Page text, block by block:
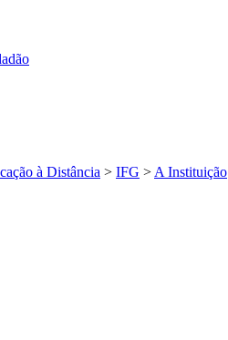
à Distância > IFG > A Instituição